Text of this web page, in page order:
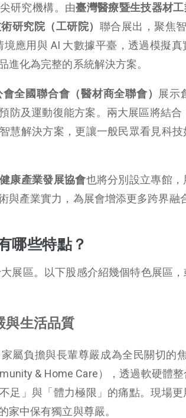
研究機構。由臺灣醫療暨生技器材
研究院（工研院） 聯合展出，聚焦
應用與 AI 大數據平臺，透過模擬
進化為完整的系統解決方案。
全國聯合會（醫材商全聯會） 展示
防及運動復能方案。兩大展區將結合
慧解決方案，更讓一般民眾看見科
康產業發展協會也將分別設立專館
與產業實力，為展會增添更多跨界融
哪些特點？
展區。以下股感介紹幾個特色展區
生活品質
屬負擔與長輩尊嚴成為全民關切的
& Home Care），透過軟硬體
足」與「體力極限」的痛點。現場
家中保有獨立與尊嚴。